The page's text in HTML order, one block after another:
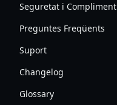
Seguretat i Compliment
Preguntes Freqüents
Suport
Changelog
Glossary